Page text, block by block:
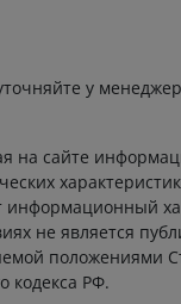
у
на сайте
информационный
не является
положениями
кодекса РФ.